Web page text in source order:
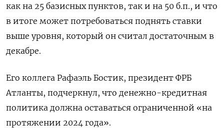
как на 25 базисных пунктов, так и на 50 б.п., и что
в итоге может потребоваться поднять ставки
выше уровня, который он считал достаточным в
декабре.
Его коллега Рафаэль Бостик, президент ФРБ
Атланты, подчеркнул, что денежно-кредитная
политика должна оставаться ограниченной «на
протяжении 2024 года».